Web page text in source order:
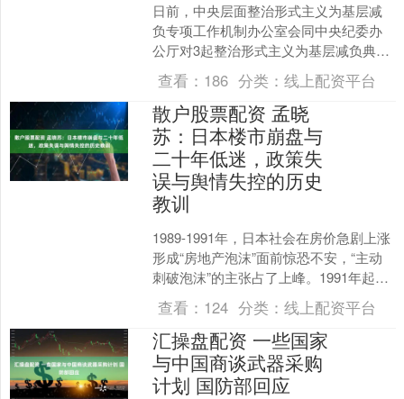
日前，中央层面整治形式主义为基层减
负专项工作机制办公室会同中央纪委办
公厅对3起整治形式主义为基层减负典型
问题进行通报。具体如下： 1.广西壮族
自治区桂林市恭城瑶....
查看： 186 分类： 线上配资平台
散户股票配资 孟晓
苏：日本楼市崩盘与
二十年低迷，政策失
误与舆情失控的历史
教训
1989-1991年，日本社会在房价急剧上涨
形成“房地产泡沫”面前惊恐不安，“主动
刺破泡沫”的主张占了上峰。1991年起日
本央行通过连续加息，触发了楼市崩
盘。泡....
查看： 124 分类： 线上配资平台
汇操盘配资 一些国家
与中国商谈武器采购
计划 国防部回应